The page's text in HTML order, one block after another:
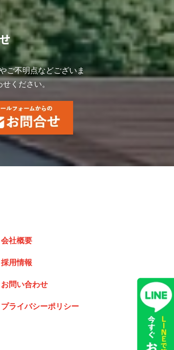
ご不明点などございま
ください。
会社概要
採用情報
お問い合わせ
プライバシーポリシー